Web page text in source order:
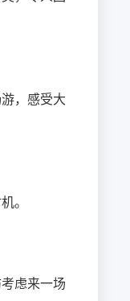
，感受大
。
虑来一场